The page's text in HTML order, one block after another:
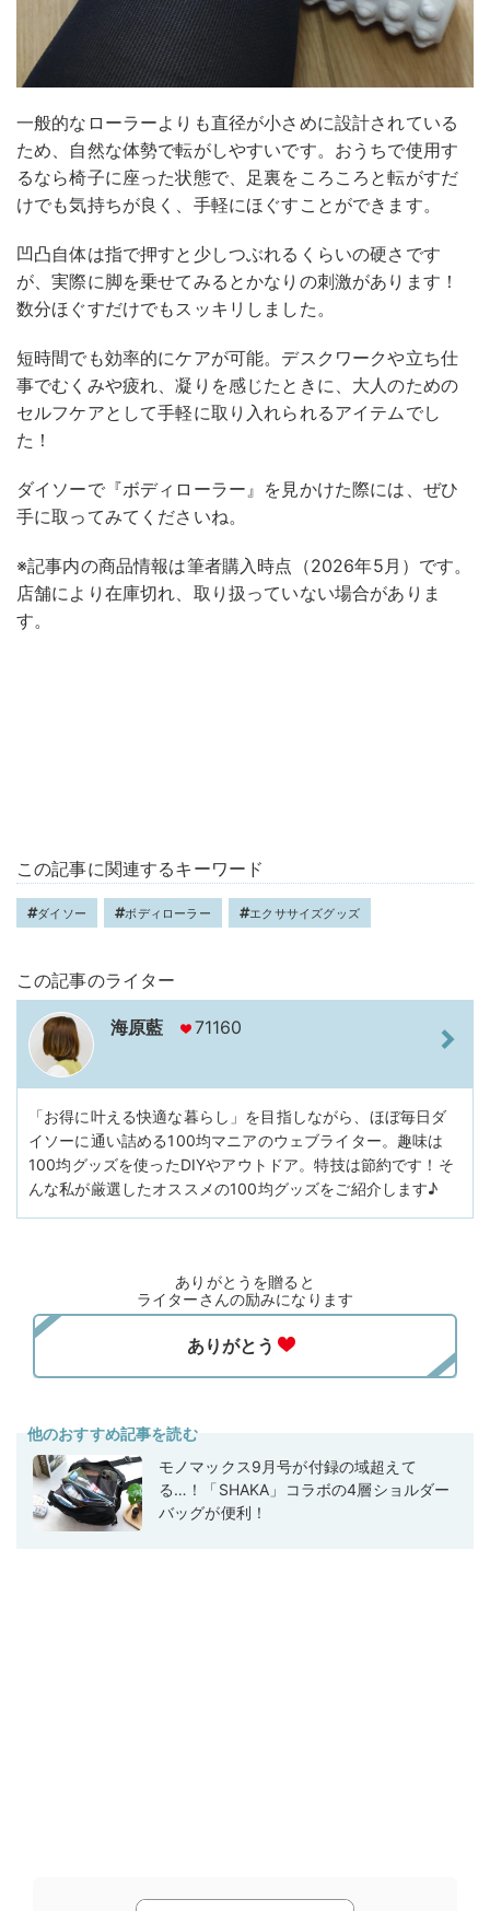
一般的なローラーよりも直径が小さめに設計されている
ため、自然な体勢で転がしやすいです。おうちで使用す
るなら椅子に座った状態で、足裏をころころと転がすだ
けでも気持ちが良く、手軽にほぐすことができます。
凹凸自体は指で押すと少しつぶれるくらいの硬さです
が、実際に脚を乗せてみるとかなりの刺激があります！
数分ほぐすだけでもスッキリしました。
短時間でも効率的にケアが可能。デスクワークや立ち仕
事でむくみや疲れ、凝りを感じたときに、大人のための
セルフケアとして手軽に取り入れられるアイテムでし
た！
ダイソーで『ボディローラー』を見かけた際には、ぜひ
手に取ってみてくださいね。
※記事内の商品情報は筆者購入時点（2026年5月）です。
店舗により在庫切れ、取り扱っていない場合がありま
す。
この記事に関連するキーワード
ダイソー ボディローラー エクササイズグッズ
この記事のライター
海原藍 71160
「お得に叶える快適な暮らし」を目指しながら、ほぼ毎日ダ
イソーに通い詰める100均マニアのウェブライター。趣味は
100均グッズを使ったDIYやアウトドア。特技は節約です！そ
んな私が厳選したオススメの100均グッズをご紹介します♪
ありがとうを贈ると
ライターさんの励みになります
他のおすすめ記事を読む
モノマックス9月号が付録の域超えて
る…！「SHAKA」コラボの4層ショルダー
バッグが便利！